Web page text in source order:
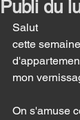
Publi du
Salut
cette
mon
On s'amuse